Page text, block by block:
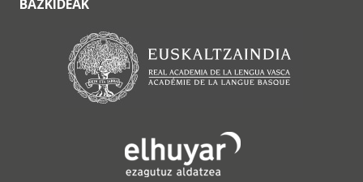
BAZKIDEAK